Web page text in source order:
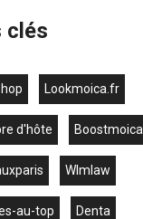
clés
lookmoica.fr
d'hôte boostmoica
wlmlaw
au-top denta